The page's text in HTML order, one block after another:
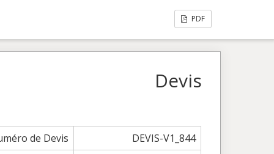
PDF
Devis
de Devis
DEVIS-V1_844